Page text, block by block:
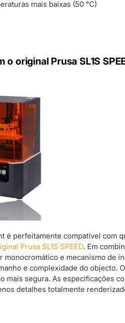
mais baixas (50 °C)
o original Prusa SL1S
é perfeitamente compatível com
Prusa SL1S SPEED. Em
monocromático e mecanismo de
e complexidade do objecto.
mais segura. As especificações
detalhes totalmente